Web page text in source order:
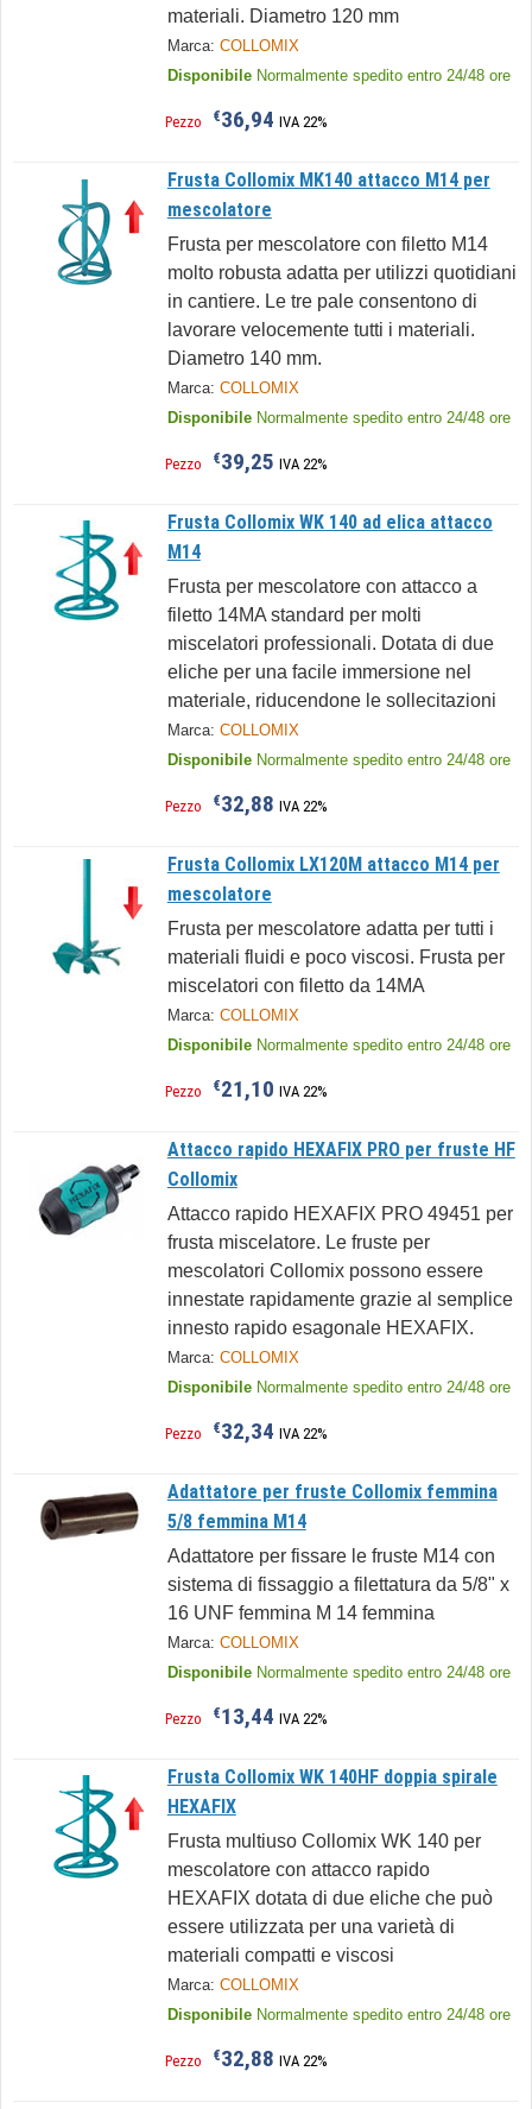
materiali. Diametro 120 mm
Marca: COLLOMIX
Disponibile Normalmente spedito entro 24/48 ore
Pezzo €36,94 IVA 22%
Frusta Collomix MK140 attacco M14 per
mescolatore
Frusta per mescolatore con filetto M14
molto robusta adatta per utilizzi quotidiani
in cantiere. Le tre pale consentono di
lavorare velocemente tutti i materiali.
Diametro 140 mm.
Marca: COLLOMIX
Disponibile Normalmente spedito entro 24/48 ore
Pezzo €39,25 IVA 22%
Frusta Collomix WK 140 ad elica attacco
M14
Frusta per mescolatore con attacco a
filetto 14MA standard per molti
miscelatori professionali. Dotata di due
eliche per una facile immersione nel
materiale, riducendone le sollecitazioni
Marca: COLLOMIX
Disponibile Normalmente spedito entro 24/48 ore
Pezzo €32,88 IVA 22%
Frusta Collomix LX120M attacco M14 per
mescolatore
Frusta per mescolatore adatta per tutti i
materiali fluidi e poco viscosi. Frusta per
miscelatori con filetto da 14MA
Marca: COLLOMIX
Disponibile Normalmente spedito entro 24/48 ore
Pezzo €21,10 IVA 22%
Attacco rapido HEXAFIX PRO per fruste HF
Collomix
Attacco rapido HEXAFIX PRO 49451 per
frusta miscelatore. Le fruste per
mescolatori Collomix possono essere
innestate rapidamente grazie al semplice
innesto rapido esagonale HEXAFIX.
Marca: COLLOMIX
Disponibile Normalmente spedito entro 24/48 ore
Pezzo €32,34 IVA 22%
Adattatore per fruste Collomix femmina
5/8 femmina M14
Adattatore per fissare le fruste M14 con
sistema di fissaggio a filettatura da 5/8" x
16 UNF femmina M 14 femmina
Marca: COLLOMIX
Disponibile Normalmente spedito entro 24/48 ore
Pezzo €13,44 IVA 22%
Frusta Collomix WK 140HF doppia spirale
HEXAFIX
Frusta multiuso Collomix WK 140 per
mescolatore con attacco rapido
HEXAFIX dotata di due eliche che può
essere utilizzata per una varietà di
materiali compatti e viscosi
Marca: COLLOMIX
Disponibile Normalmente spedito entro 24/48 ore
Pezzo €32,88 IVA 22%